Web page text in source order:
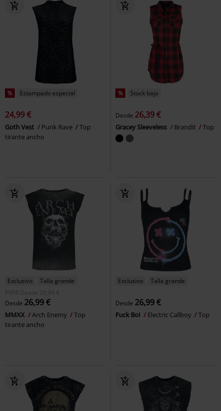
% Estampado especial
24,99 €
Goth Vest Punk Rave
Top
tirante ancho
% Stock bajo
Desde 26,39 €
Gracey Sleeveless Brandit Top
Exclusivo
Talla grande
PVPR
Desde 29,99 €
Desde 26,99 €
MMXX Arch Enemy
Top
tirante ancho
Exclusivo Talla grande
Desde 26,99 €
Fuck Boi Electric Callboy Top